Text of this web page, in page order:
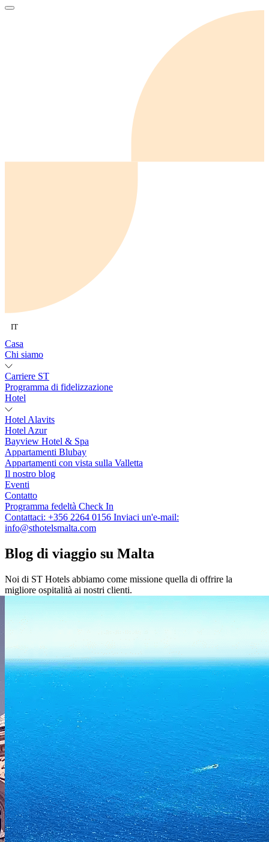
IT
Casa
Chi siamo
Carriere ST
Programma di fidelizzazione
Hotel
Hotel Alavits
Hotel Azur
Bayview Hotel & Spa
Appartamenti Blubay
Appartamenti con vista sulla Valletta
Il nostro blog
Eventi
Contatto
Programma fedeltà Check In
Contattaci: +356 2264 0156 Inviaci un'e-mail:
info@sthotelsmalta.com
Blog di viaggio su Malta
Noi di ST Hotels abbiamo come missione quella di offrire la
migliore ospitalità ai nostri clienti.